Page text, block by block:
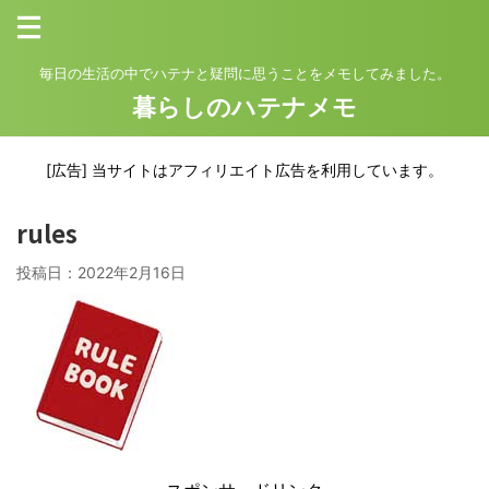
毎日の生活の中でハテナと疑問に思うことをメモしてみました。
暮らしのハテナメモ
[広告] 当サイトはアフィリエイト広告を利用しています。
rules
投稿日： 2022年2月16日